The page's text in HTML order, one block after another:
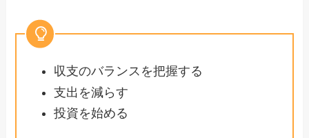
収支のバランスを把握する
支出を減らす
投資を始める